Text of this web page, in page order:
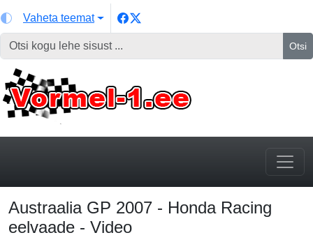
Vaheta teemat
Otsi
Austraalia GP 2007 - Honda Racing
eelvaade - Video